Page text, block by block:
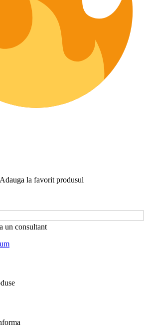
la favorit produsul
un consultant